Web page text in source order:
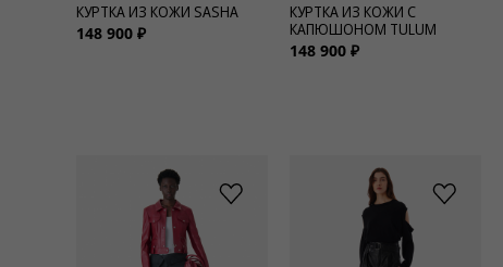
Обувь
КУРТКА ИЗ КОЖИ SASHA
148 900 ₽
КУРТКА ИЗ КОЖИ С
КАПЮШОНОМ TULUM
148 900 ₽